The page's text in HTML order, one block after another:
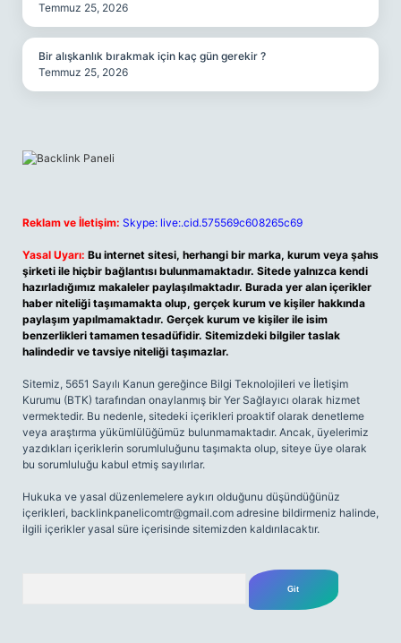
Temmuz 25, 2026
Bir alışkanlık bırakmak için kaç gün gerekir ?
Temmuz 25, 2026
Reklam ve İletişim: Skype: live:.cid.575569c608265c69
Yasal Uyarı: Bu internet sitesi, herhangi bir marka, kurum veya şahıs
şirketi ile hiçbir bağlantısı bulunmamaktadır. Sitede yalnızca kendi
hazırladığımız makaleler paylaşılmaktadır. Burada yer alan içerikler
haber niteliği taşımamakta olup, gerçek kurum ve kişiler hakkında
paylaşım yapılmamaktadır. Gerçek kurum ve kişiler ile isim
benzerlikleri tamamen tesadüfidir. Sitemizdeki bilgiler taslak
halindedir ve tavsiye niteliği taşımazlar.
Sitemiz, 5651 Sayılı Kanun gereğince Bilgi Teknolojileri ve İletişim
Kurumu (BTK) tarafından onaylanmış bir Yer Sağlayıcı olarak hizmet
vermektedir. Bu nedenle, sitedeki içerikleri proaktif olarak denetleme
veya araştırma yükümlülüğümüz bulunmamaktadır. Ancak, üyelerimiz
yazdıkları içeriklerin sorumluluğunu taşımakta olup, siteye üye olarak
bu sorumluluğu kabul etmiş sayılırlar.
Hukuka ve yasal düzenlemelere aykırı olduğunu düşündüğünüz
içerikleri, backlinkpanelicomtr@gmail.com adresine bildirmeniz halinde,
ilgili içerikler yasal süre içerisinde sitemizden kaldırılacaktır.